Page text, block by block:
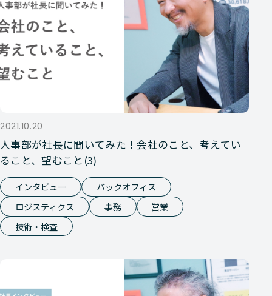
2021.10.20
人事部が社長に聞いてみた！会社のこと、考えてい
ること、望むこと(3)
インタビュー
バックオフィス
ロジスティクス
事務
営業
技術・検査